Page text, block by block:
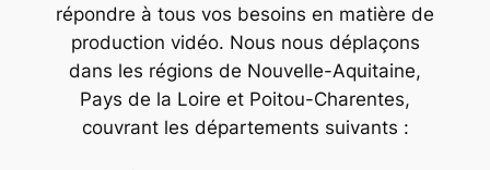
répondre à tous vos besoins en matière de
production vidéo. Nous nous déplaçons
dans les régions de Nouvelle-Aquitaine,
Pays de la Loire et Poitou-Charentes,
couvrant les départements suivants :